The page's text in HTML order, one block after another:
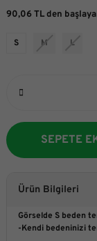
90,06 TL den
S M L
SEPETE
Ürün Bilgileri
Görselde S beden
-Kendi bedeninizi